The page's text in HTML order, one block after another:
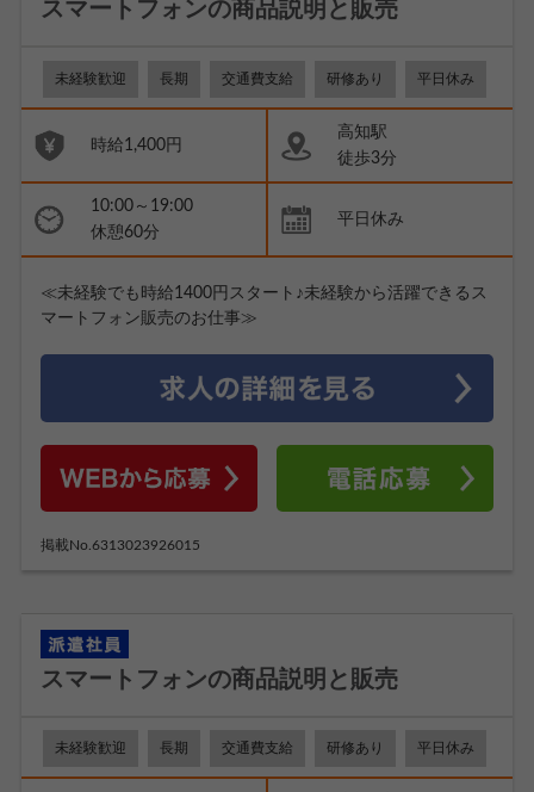
スマートフォンの商品説明と販売
未経験歓迎 長期 交通費支給 研修あり 平日休み
時給1,400円
高知駅
徒歩3分
10:00～19:00
休憩60分
平日休み
≪未経験でも時給1400円スタート♪未経験から活躍できるス
マートフォン販売のお仕事≫
掲載No.6313023926015
スマートフォンの商品説明と販売
未経験歓迎 長期 交通費支給 研修あり 平日休み